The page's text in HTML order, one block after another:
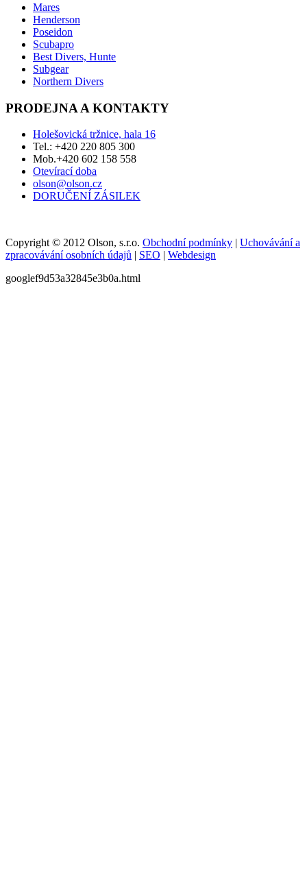
Mares
Henderson
Poseidon
Scubapro
Best Divers, Hunte
Subgear
Northern Divers
PRODEJNA A KONTAKTY
Holešovická tržnice, hala 16
Tel.: +420 220 805 300
Mob.+420 602 158 558
Otevírací doba
olson@olson.cz
DORUČENÍ ZÁSILEK
Copyright © 2012 Olson, s.r.o. Obchodní podmínky | Uchovávání a
zpracovávání osobních údajů | SEO | Webdesign
googlef9d53a32845e3b0a.html